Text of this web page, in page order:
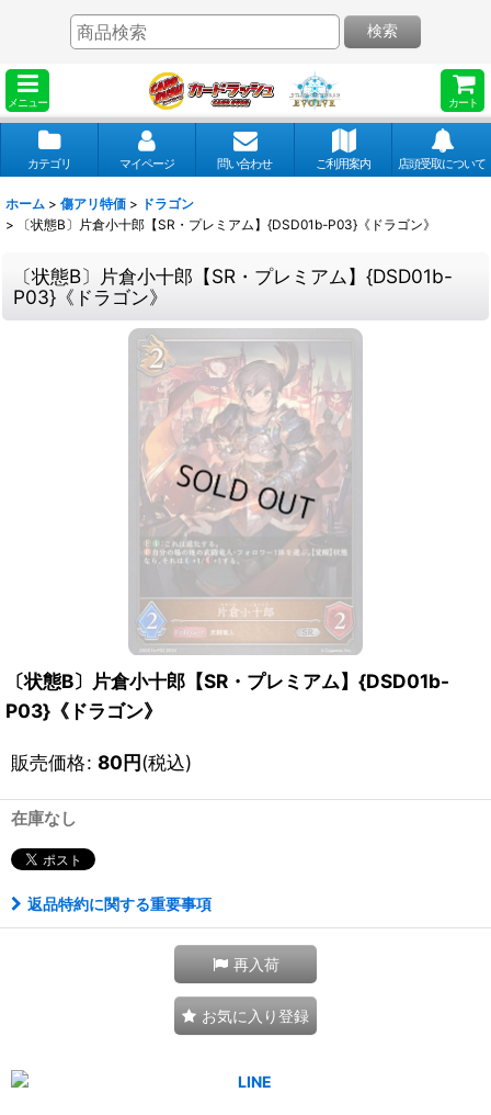
メニュー カート
検索
カテゴリ マイページ 問い合わせ ご利用案内 店頭受取について
ホーム > 傷アリ特価 > ドラゴン
>
〔状態B〕片倉小十郎【SR・プレミアム】{DSD01b-P03}《ドラゴン》
〔状態B〕片倉小十郎【SR・プレミアム】{DSD01b-
P03}《ドラゴン》
〔状態B〕片倉小十郎【SR・プレミアム】{DSD01b-
P03}《ドラゴン》
販売価格: 80円(税込)
在庫なし
返品特約に関する重要事項
再入荷
お気に入り登録